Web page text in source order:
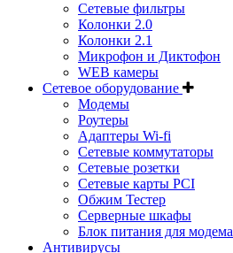
Сетевые фильтры
Колонки 2.0
Колонки 2.1
Микрофон и Диктофон
WEB камеры
Сетевое оборудование
Модемы
Роутеры
Адаптеры Wi-fi
Сетевые коммутаторы
Сетевые розетки
Сетевые карты PCI
Обжим Тестер
Серверные шкафы
Блок питания для модема
Антивирусы